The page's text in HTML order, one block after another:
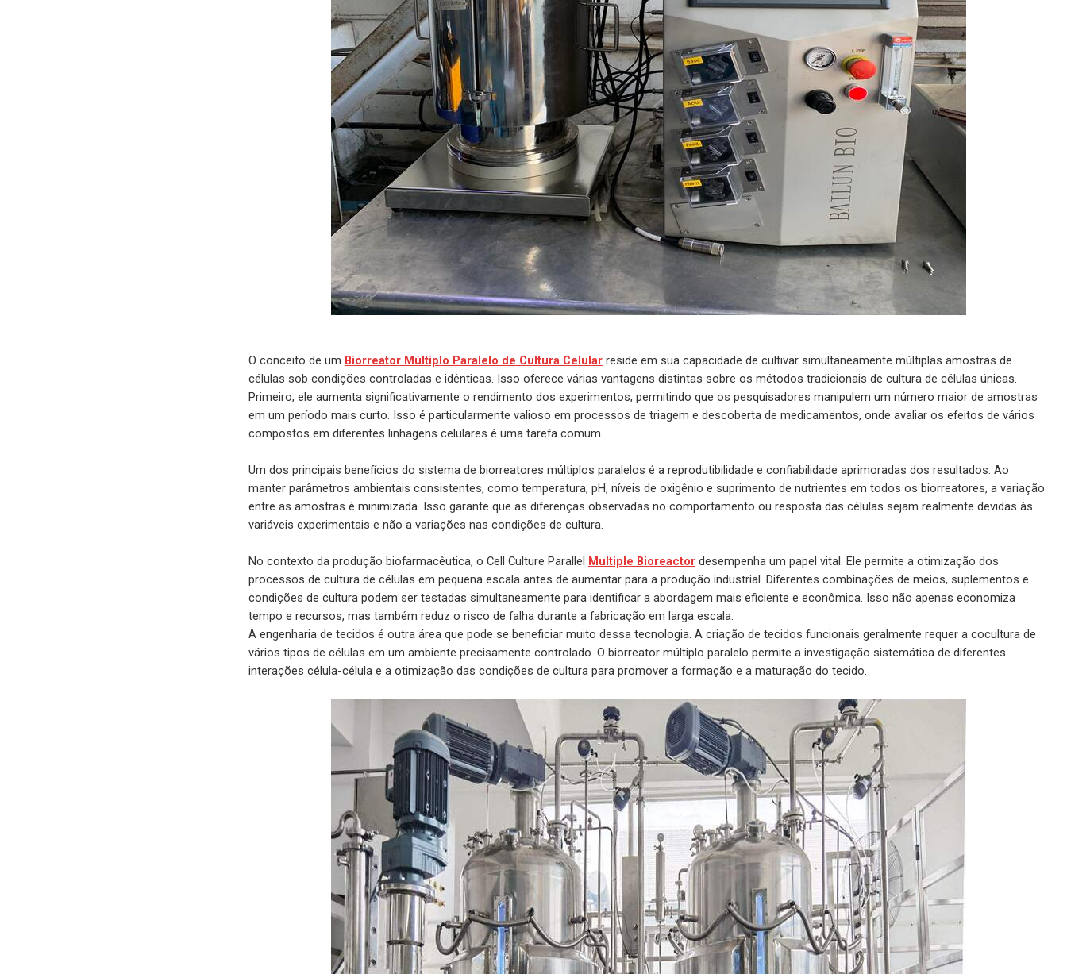
O conceito de um Biorreator Múltiplo Paralelo de Cultura Celularreside em sua capacidade de cultivar simultaneamente múltiplas amostras de
células sob condições controladas e idênticas. Isso oferece várias vantagens distintas sobre os métodos tradicionais de cultura de células únicas.
Primeiro, ele aumenta significativamente o rendimento dos experimentos, permitindo que os pesquisadores manipulem um número maior de amostras
em um período mais curto. Isso é particularmente valioso em processos de triagem e descoberta de medicamentos, onde avaliar os efeitos de vários
compostos em diferentes linhagens celulares é uma tarefa comum.
Um dos principais benefícios do sistema de biorreatores múltiplos paralelos é a reprodutibilidade e confiabilidade aprimoradas dos resultados. Ao
manter parâmetros ambientais consistentes, como temperatura, pH, níveis de oxigênio e suprimento de nutrientes em todos os biorreatores, a variação
entre as amostras é minimizada. Isso garante que as diferenças observadas no comportamento ou resposta das células sejam realmente devidas às
variáveis experimentais e não a variações nas condições de cultura.
No contexto da produção biofarmacêutica, o Cell Culture Parallel Multiple Bioreactordesempenha um papel vital. Ele permite a otimização dos
processos de cultura de células em pequena escala antes de aumentar para a produção industrial. Diferentes combinações de meios, suplementos e
condições de cultura podem ser testadas simultaneamente para identificar a abordagem mais eficiente e econômica. Isso não apenas economiza
tempo e recursos, mas também reduz o risco de falha durante a fabricação em larga escala.
A engenharia de tecidos é outra área que pode se beneficiar muito dessa tecnologia. A criação de tecidos funcionais geralmente requer a cocultura de
vários tipos de células em um ambiente precisamente controlado. O biorreator múltiplo paralelo permite a investigação sistemática de diferentes
interações célula-célula e a otimização das condições de cultura para promover a formação e a maturação do tecido.